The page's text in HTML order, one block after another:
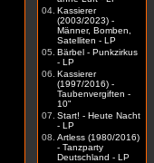
04. Kassierer
(2003/2023) -
Männer, Bomben,
Satelliten - LP
05. Bärbel - Punkzirkus
- LP
06. Kassierer
(1997/2016) -
Taubenvergiften -
10"
07. Start! - Heute Nacht
- LP
08. Artless (1980/2016)
- Tanzparty
Deutschland - LP